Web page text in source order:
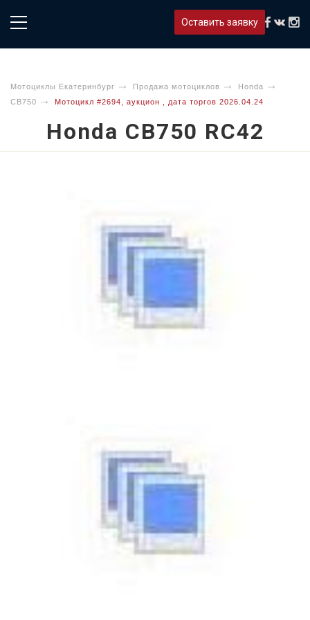
Оставить заявку
Мотоциклы Екатеринбург Продажа мотоциклов
Honda
CB750
Мотоцикл #2694, аукцион , дата торгов 2026.04.24
Honda CB750 RC42